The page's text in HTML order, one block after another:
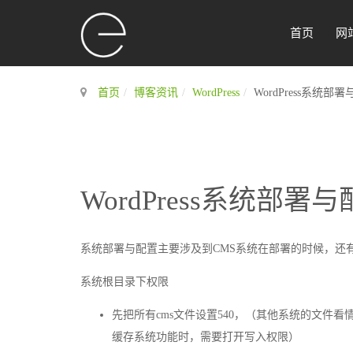
首页 网
首页 博客资讯 WordPress WordPress系统部
WordPress系统部署
系统部署与配置主要涉及到CMS系统在部署的时候，
系统根目录下权限
先把所有cms文件设置540，（其他系统的文件看
缓存系统功能时，需要打开写入权限）